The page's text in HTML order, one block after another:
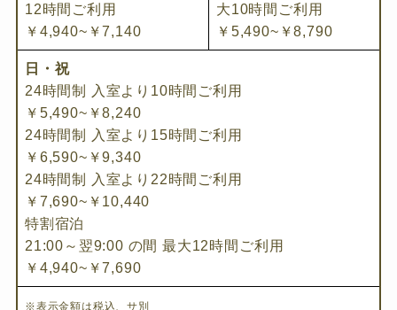
12時間ご利用
￥4,940~￥7,140
大10時間ご利用
￥5,490~￥8,790
日・祝
24時間制 入室より10時間ご利用
￥5,490~￥8,240
24時間制 入室より15時間ご利用
￥6,590~￥9,340
24時間制 入室より22時間ご利用
￥7,690~￥10,440
特割宿泊
21:00～翌9:00 の間 最大12時間ご利用
￥4,940~￥7,690
※表示金額は税込、サ別